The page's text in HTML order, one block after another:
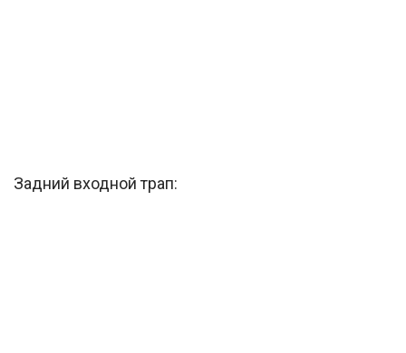
Задний входной трап: